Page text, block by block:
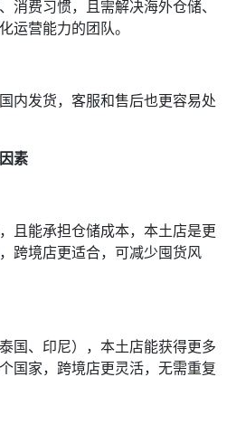
消费习惯，且需解决海外仓储、
运营能力的团队。
内发货，客服和售后也更容易处
素
且能承担仓储成本，本土店是更
跨境店更适合，可减少囤货风
国、印尼），本土店能获得更多
国家，跨境店更灵活，无需重复